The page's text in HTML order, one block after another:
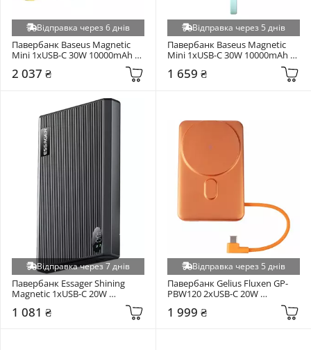
Відправка через 6 днів
Павербанк Baseus Magnetic
Mini 1xUSB-C 30W 10000mAh
2 037 ₴
Відправка через 5 днів
Павербанк Baseus Magnetic
Mini 1xUSB-C 30W 10000mAh
1 659 ₴
Відправка через 7 днів
Павербанк Essager Shining
Magnetic 1xUSB-C 20W
10000mAh Black (EDY1W-SY0G-
Z)
1 081 ₴
Відправка через 5 днів
Павербанк Gelius Fluxen GP-
PBW120 2xUSB-C 20W
1 999 ₴